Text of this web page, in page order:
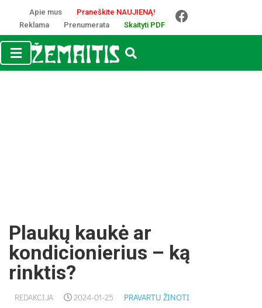
Apie mus
Praneškite NAUJIENĄ!
Reklama
Prenumerata Skaityti PDF
Plaukų kaukė ar
kondicionierius – ką
rinktis?
REDAKCIJA 2024-01-25 PRAVARTU ŽINOTI